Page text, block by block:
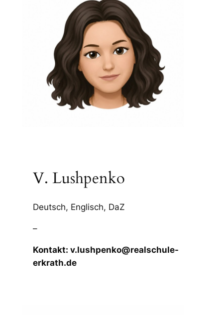
V. Lushpenko
Deutsch, Englisch, DaZ
–
Kontakt: v.lushpenko@realschule-
erkrath.de